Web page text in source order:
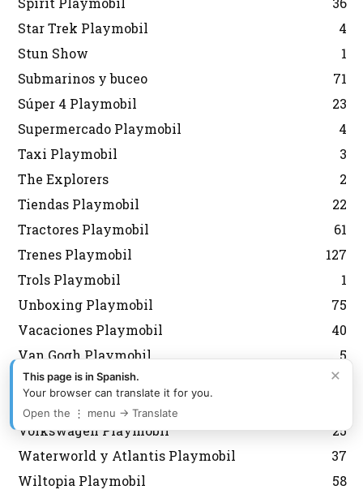
Star Trek Playmobil
4
Stun Show
1
Submarinos y buceo
71
Súper 4 Playmobil
23
Supermercado Playmobil
4
Taxi Playmobil
3
The Explorers
2
Tiendas Playmobil
22
Tractores Playmobil
61
Trenes Playmobil
127
Trols Playmobil
1
Unboxing Playmobil
75
Vacaciones Playmobil
40
Van Gogh Playmobil
5
Verano y Playa Playmobil
210
Veterinario Playmobil
Volkswagen Playmobil
25
Waterworld y Atlantis Playmobil
37
Wiltopia Playmobil
58
×
This page is in Spanish.
Your browser can translate it for you.
Open the ⋮ menu → Translate